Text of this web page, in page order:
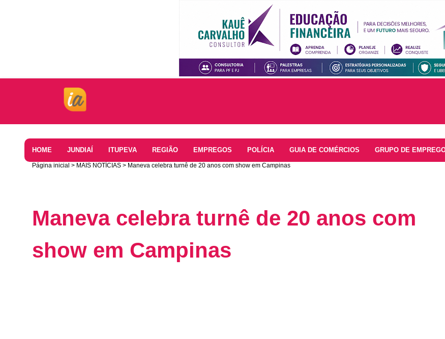
HOME JUNDIAÍ ITUPEVA REGIÃO EMPREGOS POLÍCIA GUIA DE COMÉRCIOS GRUPO DE
Página inicial MAIS NOTÍCIAS Maneva celebra turnê de 20 anos com show em Campinas
Maneva celebra turnê de 20 anos com
show em Campinas